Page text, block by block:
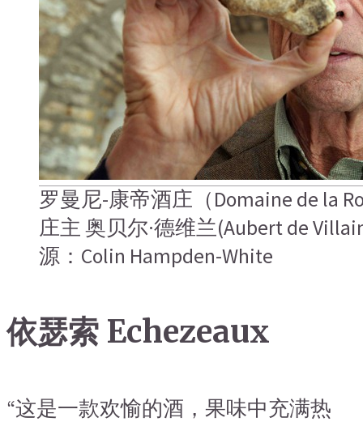
罗曼尼-康帝酒庄（Domaine de la
庄主 奥贝尔·德维兰(Aubert de
源：Colin Hampden-White
依瑟索 Echezeaux
“这是一款欢愉的酒，果味中充满热